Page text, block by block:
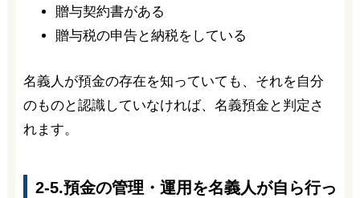
贈与契約書がある
贈与税の申告と納税をしている
名義人が預金の存在を知っていても、それを自分
のものと認識していなければ、名義預金と判定さ
れます。
2-5.預金の管理・運用を名義人が自ら行っ